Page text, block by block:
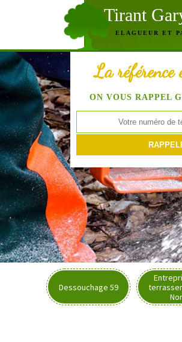
Tirant
ELAGUEUR ET
La référence
ON VOUS RAPPEL
Dessouchage 59